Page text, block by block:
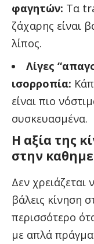
φαγητών: Τα
ζάχαρης είναι
λίπος.
Λίγες
ισορροπία:
είναι πιο
συσκευασμένα.
Η αξία της
στην
Δεν χρειάζεται
βάλεις κίνηση
περισσότερο
με απλά